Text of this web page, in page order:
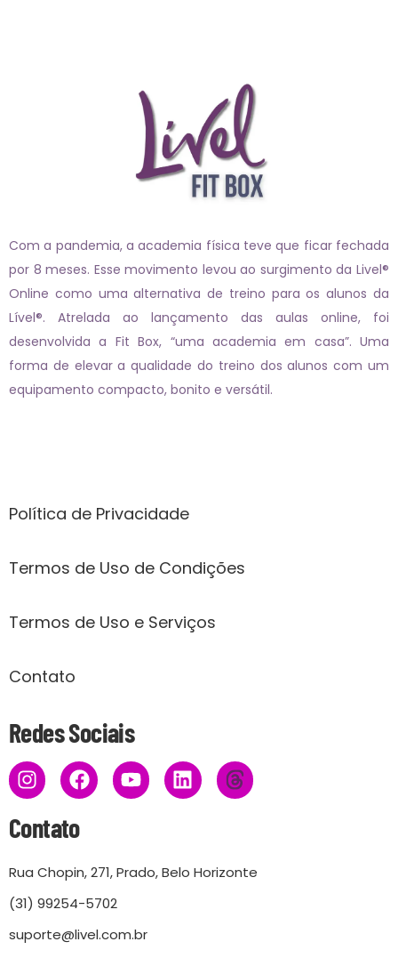
Com a pandemia, a academia física teve que ficar fechada
por 8 meses. Esse movimento levou ao surgimento da Livel®
Online como uma alternativa de treino para os alunos da
Lível®. Atrelada ao lançamento das aulas online, foi
desenvolvida a Fit Box, “uma academia em casa”. Uma
forma de elevar a qualidade do treino dos alunos com um
equipamento compacto, bonito e versátil.
Política de Privacidade
Termos de Uso de Condições
Termos de Uso e Serviços
Contato
Redes Sociais
Contato
Rua Chopin, 271, Prado, Belo Horizonte
(31) 99254-5702
suporte@livel.com.br